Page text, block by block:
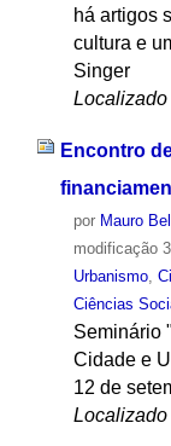
há artigos
cultura e
Singer
Localizado
Encontro
por Mauro
modificação
Urbanismo,
Ciências
Seminário
Cidade e
12 de
Localizado